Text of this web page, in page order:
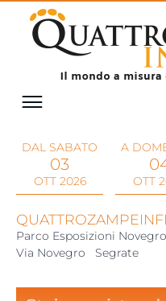
DAL SABATO
03
OTT 2026
A
OTT
Parco Esposizioni Novegro
Via Novegro
Segrate